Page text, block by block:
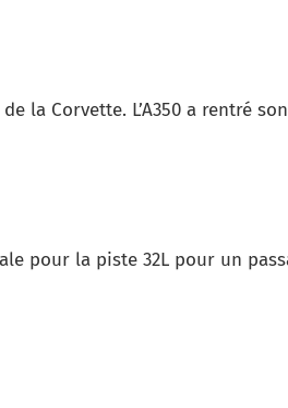
la Corvette. L’A350 a rentré
pour la piste 32L pour un